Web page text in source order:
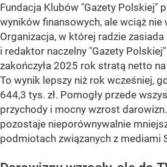
Fundacja Klubów "Gazety Polskiej"
wyników finansowych, ale wciąż nie
Organizacja, w której radzie
i redaktor naczelny "Gazety
zakończyła 2025 rok stratą netto
To wynik lepszy niż rok wcześniej,
644,3 tys. zł. Pomogły przede
przychody i mocny wzrost
pozostaje nieporównywalnie
podmiotach związanych z mediami